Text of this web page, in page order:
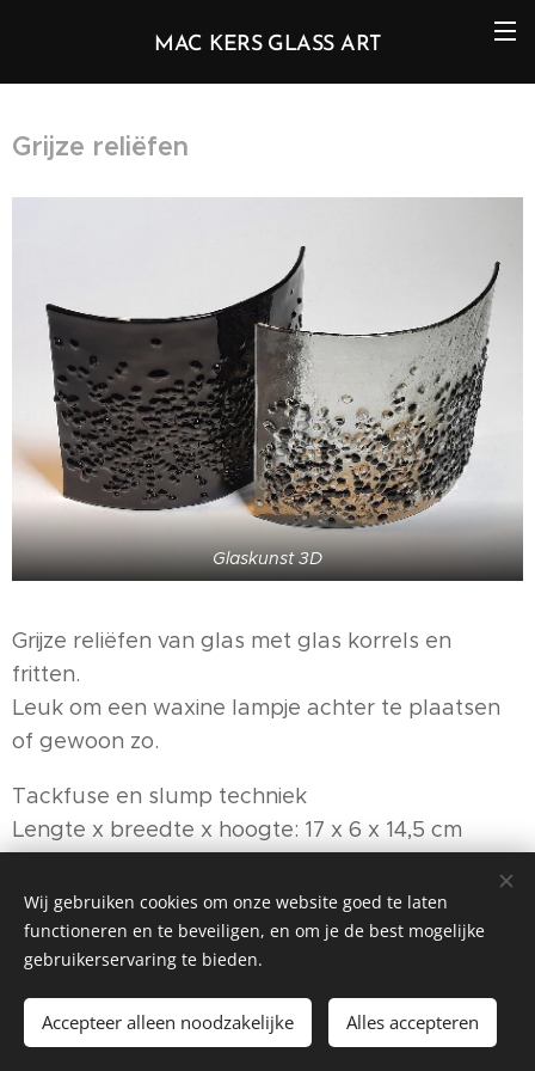
MAC KERS GLASS ART
Grijze reliëfen
Glaskunst 3D
Grijze reliëfen van glas met glas korrels en
fritten.
Leuk om een waxine lampje achter te plaatsen
of gewoon zo.
Tackfuse en slump techniek
Lengte x breedte x hoogte: 17 x 6 x 14,5 cm
©2026 Mac Kers, Lelystad
Mogelijk gemaakt doorWebnode Cookies
Wij gebruiken cookies om onze website goed te laten
functioneren en te beveiligen, en om je de best mogelijke
gebruikerservaring te bieden.
Accepteer alleen noodzakelijke Alles accepteren